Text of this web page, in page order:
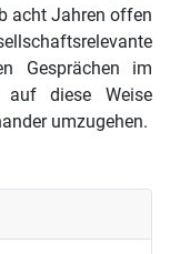
acht Jahren offen
Gesprächen im
auf diese Weise
umzugehen.